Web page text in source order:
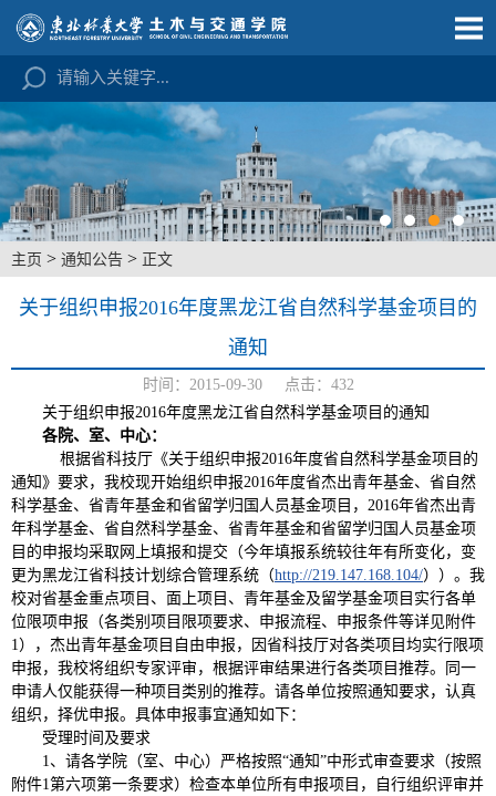
主页 > 通知公告 > 正文
关于组织申报2016年度黑龙江省自然科学基金项目的
通知
时间：2015-09-30 点击： 432
关于组织申报2016年度黑龙江省自然科学基金项目的通知
各院、室、中心：
根据省科技厅《关于组织申报2016年度省自然科学基金项目的
通知》要求，我校现开始组织申报2016年度省杰出青年基金、省自然
科学基金、省青年基金和省留学归国人员基金项目，2016年省杰出青
年科学基金、省自然科学基金、省青年基金和省留学归国人员基金项
目的申报均采取网上填报和提交（今年填报系统较往年有所变化，变
更为黑龙江省科技计划综合管理系统（http://219.147.168.104/））。我
校对省基金重点项目、面上项目、青年基金及留学基金项目实行各单
位限项申报（各类别项目限项要求、申报流程、申报条件等详见附件
1），杰出青年基金项目自由申报，因省科技厅对各类项目均实行限项
申报，我校将组织专家评审，根据评审结果进行各类项目推荐。同一
申请人仅能获得一种项目类别的推荐。请各单位按照通知要求，认真
组织，择优申报。具体申报事宜通知如下：
受理时间及要求
1、请各学院（室、中心）严格按照“通知”中形式审查要求（按照
附件1第六项第一条要求）检查本单位所有申报项目，自行组织评审并